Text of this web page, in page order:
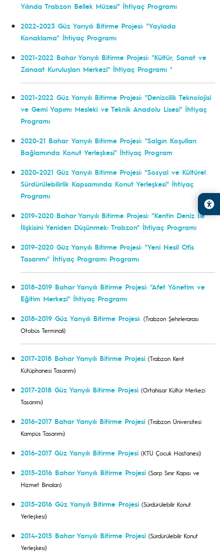
Yılında Trabzon Bellek Müzesi" İhtiyaç Programı
2022-2023 Güz Yarıyılı Bitirme Projesi: "Yaylada
Konaklama" İhtiyaç Programı
2021-2022 Bahar Yarıyılı Bitirme Projesi: "Kültür, Sanat ve
Zanaat Kuruluşları Merkezi" İhtiyaç Programı *
2021-2022 Güz Yarıyılı Bitirme Projesi: "Denizcilik Teknolojisi
ve Gemi Yapımı Mesleki ve Teknik Anadolu Lisesi" İhtiyaç
Programı
2020-21 Bahar Yarıyılı Bitirme Projesi: "Salgın Koşulları
Bağlamında Konut Yerleşkesi" İhtiyaç Program
2020-2021 Güz Yarıyılı Bitirme Projesi: "Sosyal ve Kültürel
Sürdürülebilirlik Kapsamında Konut Yerleşkesi" İhtiyaç
Programı
2019-2020 Bahar Yarıyılı Bitirme Projesi: "Kentin Deniz İle
İlişkisini Yeniden Düşünmek: Trabzon" İhtiyaç Programı
2019-2020 Güz Yarıyılı Bitirme Projesi: "Yeni Nesil Ofis
Tasarımı" İhtiyaç Programı Programı
2018-2019 Bahar Yarıyılı Bitirme Projesi: "Afet Yönetim ve
Eğitim Merkezi" İhtiyaç Programı
2018-2019 Güz Yarıyılı Bitirme Projesi: (Trabzon Şehirlerarası
Otobüs Terminali)
2017-2018 Bahar Yarıyılı Bitirme Projesi (Trabzon Kent
Kütüphanesi Tasarımı)
2017-2018 Güz Yarıyılı Bitirme Projesi (Ortahisar Kültür Merkezi
Tasarımı)
2016-2017 Bahar Yarıyılı Bitirme Projesi (Trabzon Üniversitesi
Kampüs Tasarımı)
2016-2017 Güz Yarıyılı Bitirme Projesi (KTÜ Çocuk Hastanesi)
2015-2016 Bahar Yarıyılı Bitirme Projesi (Sarp Sınır Kapısı ve
Hizmet Binaları)
2015-2016 Güz Yarıyılı Bitirme Projesi (Sürdürülebilir Konut
Yerleşkesi)
2014-2015 Bahar Yarıyılı Bitirme Projesi (Sürdürülebilir Konut
Yerleşkesi)